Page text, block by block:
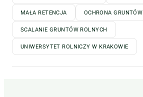
MAŁA RETENCJA OCHRONA GRUNTÓW
SCALANIE GRUNTÓW ROLNYCH
UNIWERSYTET ROLNICZY W KRAKOWIE